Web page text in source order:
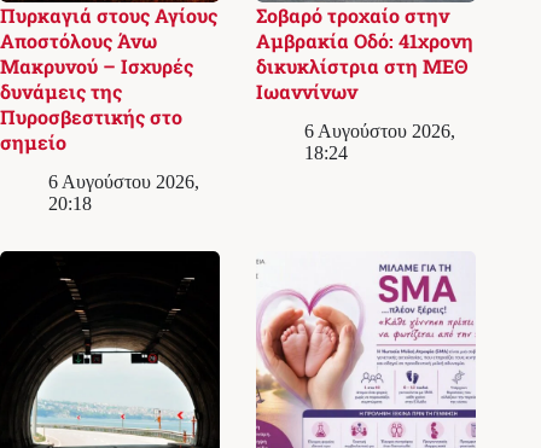
Πυρκαγιά στους Αγίους
Αποστόλους Άνω
Μακρυνού – Ισχυρές
δυνάμεις της
Πυροσβεστικής στο
σημείο
6 Αυγούστου 2026,
20:18
Σοβαρό τροχαίο στην
Αμβρακία Οδό: 41χρονη
δικυκλίστρια στη ΜΕΘ
Ιωαννίνων
6 Αυγούστου 2026,
18:24